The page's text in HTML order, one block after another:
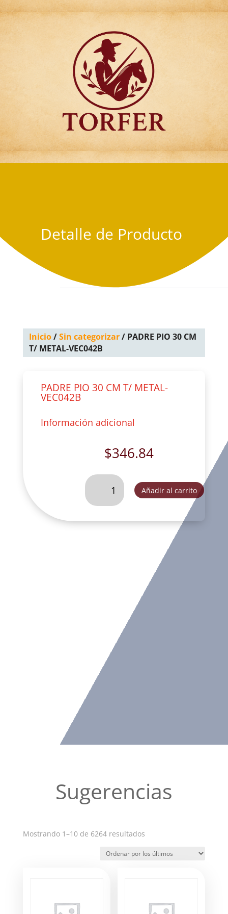
Articulos para
Regalo Torfer.
Detalle de Producto
Inicio/Sin categorizar/ PADRE PIO 30 CM
T/ METAL-VEC042B
PADRE PIO 30 CM T/ METAL-
VEC042B
Información adicional
$346.84
PADRE
30
T/
Añadir al carrito
Sugerencias
Mostrando 1–10 de 6264 resultadosOrdenado
los